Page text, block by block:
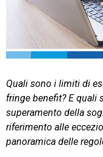
TeamSystem
Quali sono i limiti di
fringe benefit? E quali
superamento della
riferimento alle
panoramica delle